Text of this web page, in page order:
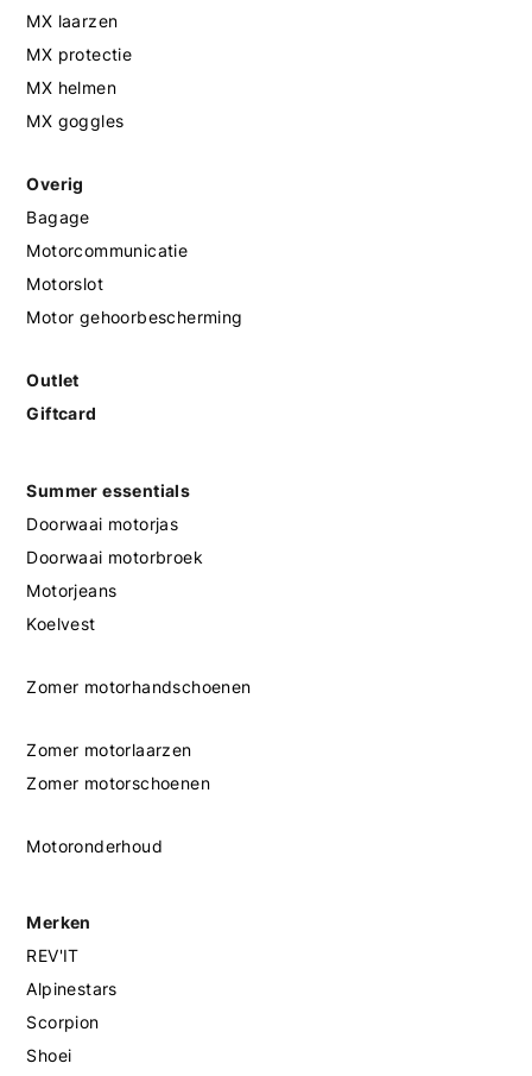
MX laarzen
MX protectie
MX helmen
MX goggles
Overig
Bagage
Motorcommunicatie
Motorslot
Motor gehoorbescherming
Outlet
Giftcard
Summer essentials
Doorwaai motorjas
Doorwaai motorbroek
Motorjeans
Koelvest
Zomer motorhandschoenen
Zomer motorlaarzen
Zomer motorschoenen
Motoronderhoud
Merken
REV'IT
Alpinestars
Scorpion
Shoei